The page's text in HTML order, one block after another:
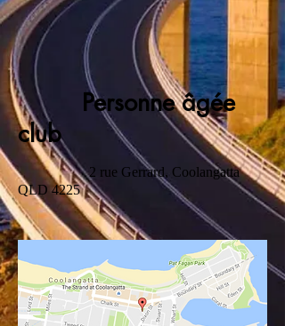
Personne âgée
club
2 rue Gerrard, Coolangatta
QLD 4225